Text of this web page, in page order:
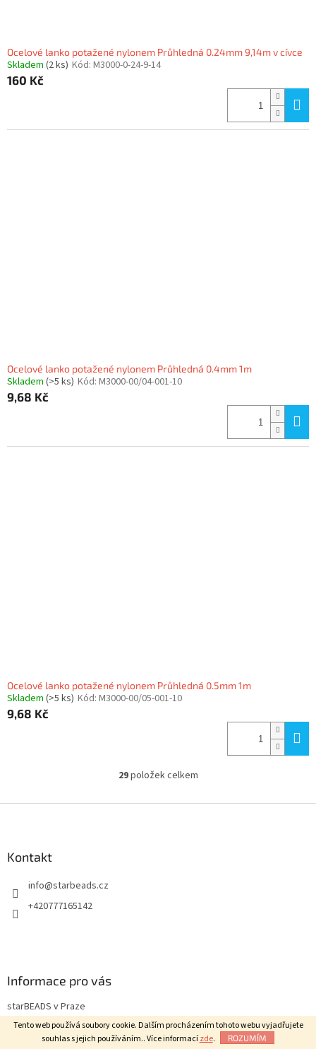
Tento web používá soubory cookie. Dalším procházením tohoto webu vyjadřujete
souhlas s jejich používáním.. Více informacízde. ROZUMÍM
Ocelové lanko potažené nylonem Průhledná 0.24mm 9,14m v cívce
Skladem (2 ks) Kód: M3000-0-24-9-14
160 Kč
Ocelové lanko potažené nylonem Průhledná 0.4mm 1m
Skladem (>5 ks) Kód: M3000-00/04-001-10
9,68 Kč
Ocelové lanko potažené nylonem Průhledná 0.5mm 1m
Skladem (>5 ks) Kód: M3000-00/05-001-10
9,68 Kč
O
l
u
29položek celkem
Kontakt
info@starbeads.cz
+420777165142
Informace pro vás
starBEADS v Praze
O nás
Jak nakupovat